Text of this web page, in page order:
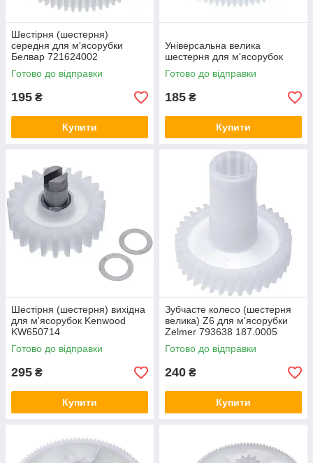
Шестірня (шестерня)
середня для м'ясорубки
Белвар 721624002
Готово до відправки
195 ₴
Купити
Універсальна велика
шестерня для м'ясорубок
Готово до відправки
185 ₴
Купити
Шестірня (шестерня) вихідна
для м'ясорубок Kenwood
KW650714
Готово до відправки
295 ₴
Купити
Зубчасте колесо (шестерня
велика) Z6 для м'ясорубки
Zelmer 793638 187.0005
Готово до відправки
240 ₴
Купити